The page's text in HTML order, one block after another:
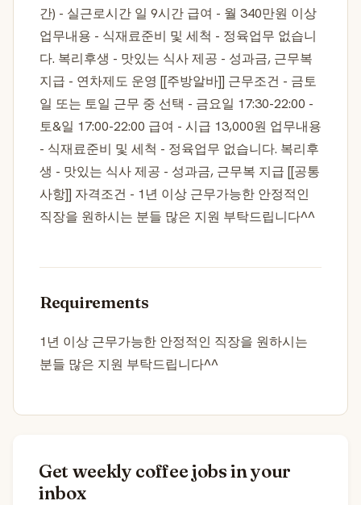
간) - 실근로시간 일 9시간 급여 - 월 340만원 이상
업무내용 - 식재료준비 및 세척 - 정육업무 없습니
다. 복리후생 - 맛있는 식사 제공 - 성과금, 근무복
지급 - 연차제도 운영 [[주방알바]] 근무조건 - 금토
일 또는 토일 근무 중 선택 - 금요일 17:30-22:00 -
토&일 17:00-22:00 급여 - 시급 13,000원 업무내용
- 식재료준비 및 세척 - 정육업무 없습니다. 복리후
생 - 맛있는 식사 제공 - 성과금, 근무복 지급 [[공통
사항]] 자격조건 - 1년 이상 근무가능한 안정적인
직장을 원하시는 분들 많은 지원 부탁드립니다^^
Requirements
1년 이상 근무가능한 안정적인 직장을 원하시는
분들 많은 지원 부탁드립니다^^
Get weekly coffee jobs in your
inbox